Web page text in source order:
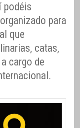
podéis
para
que
catas,
cargo de